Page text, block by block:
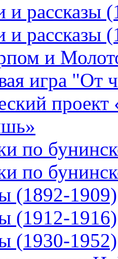
и рассказы
и рассказы
и
игра "От
по
по
(1892-1909)
(1912-1916)
(1930-1952)